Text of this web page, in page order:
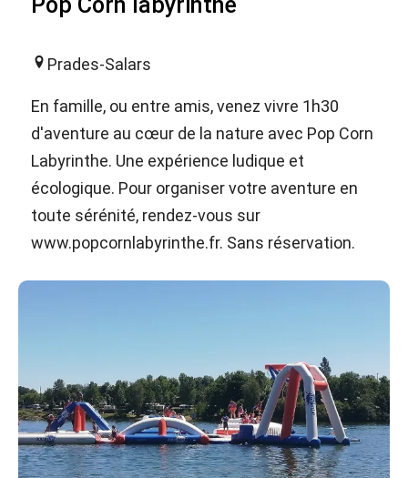
Prades-Salars
En famille, ou entre amis, venez vivre 1h30
d'aventure au cœur de la nature avec Pop Corn
Labyrinthe. Une expérience ludique et
écologique. Pour organiser votre aventure en
toute sérénité, rendez-vous sur
www.popcornlabyrinthe.fr. Sans réservation.